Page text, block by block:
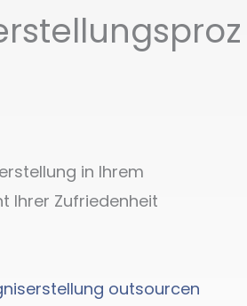
in Ihrem
Ihrer Zufriedenheit
outsourcen